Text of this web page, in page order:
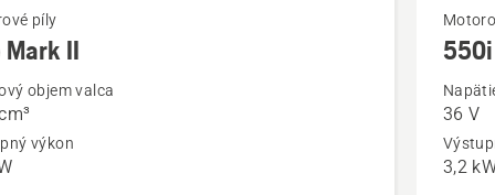
píly
II
objem valca
výkon
Zobraziť
viac
550i
XP®
36 V
3,2